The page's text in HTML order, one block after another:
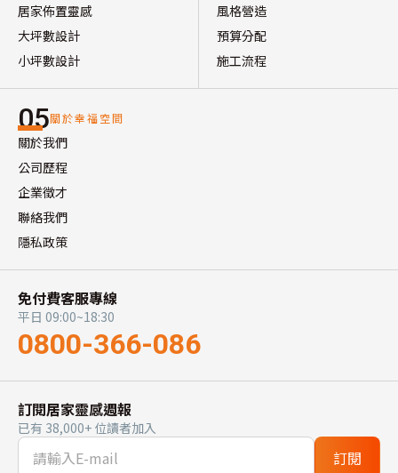
居家佈置靈感
大坪數設計
小坪數設計
風格營造
預算分配
施工流程
05關於幸福空間
關於我們
公司歷程
企業徵才
聯絡我們
隱私政策
免付費客服專線
平日 09:00~18:30
0800-366-086
訂閱居家靈感週報
已有 38,000+ 位讀者加入
訂閱